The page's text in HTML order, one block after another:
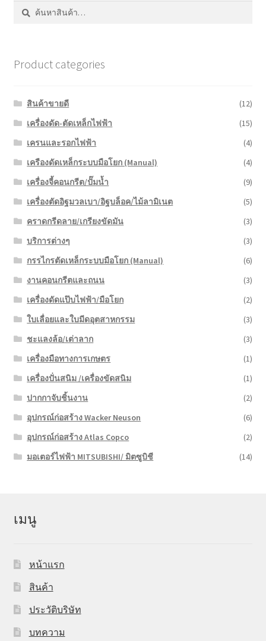
ค้นหา:
ค้นหา
Product categories
สินค้าขายดี
(12)
เครื่องดัด-ตัดเหล็กไฟฟ้า
(15)
เครนและรอกไฟฟ้า
(4)
เครืองดัดเหล็กระบบมือโยก (Manual)
(4)
เครื่องจี้คอนกรีต/ปั๊มน้ำ
(9)
เครื่องตัดอิฐมวลเบา/อิฐบล็อค/ไม้ลามิเนต
(5)
คราดกรีดลาย/เกรียงขัดมัน
(3)
บริการต่างๆ
(3)
กรรไกรตัดเหล็กระบบมือโยก (Manual)
(6)
งานคอนกรีตและถนน
(3)
เครื่องดัดแป๊บไฟฟ้า/มือโยก
(2)
ใบเลื่อยและใบมีดอุตสาหกรรม
(3)
ชะแลงล้อ/เต่าลาก
(3)
เครื่องมือทางการเกษตร
(1)
เครื่องปั่นสนิม /เครื่องขัดสนิม
(1)
ปากกาจับชิ้นงาน
(2)
อุปกรณ์ก่อสร้าง Wacker Neuson
(6)
อุปกรณ์ก่อสร้าง Atlas Copco
(2)
มอเตอร์ไฟฟ้า MITSUBISHI/ มิตซูบิชี
(14)
เมนู
หน้าแรก
สินค้า
ประวัติบริษัท
บทความ